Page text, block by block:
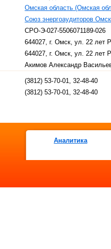
Омская область (Омская
Союз энергоаудиторов
СРО-Э-027-5506071189-026
644027, г. Омск, ул. 22 лет
644027, г. Омск, ул. 22 лет
Акимов Александр
(3812) 53-70-01, 32-48-40
(3812) 53-70-01, 32-48-40
Аналитика